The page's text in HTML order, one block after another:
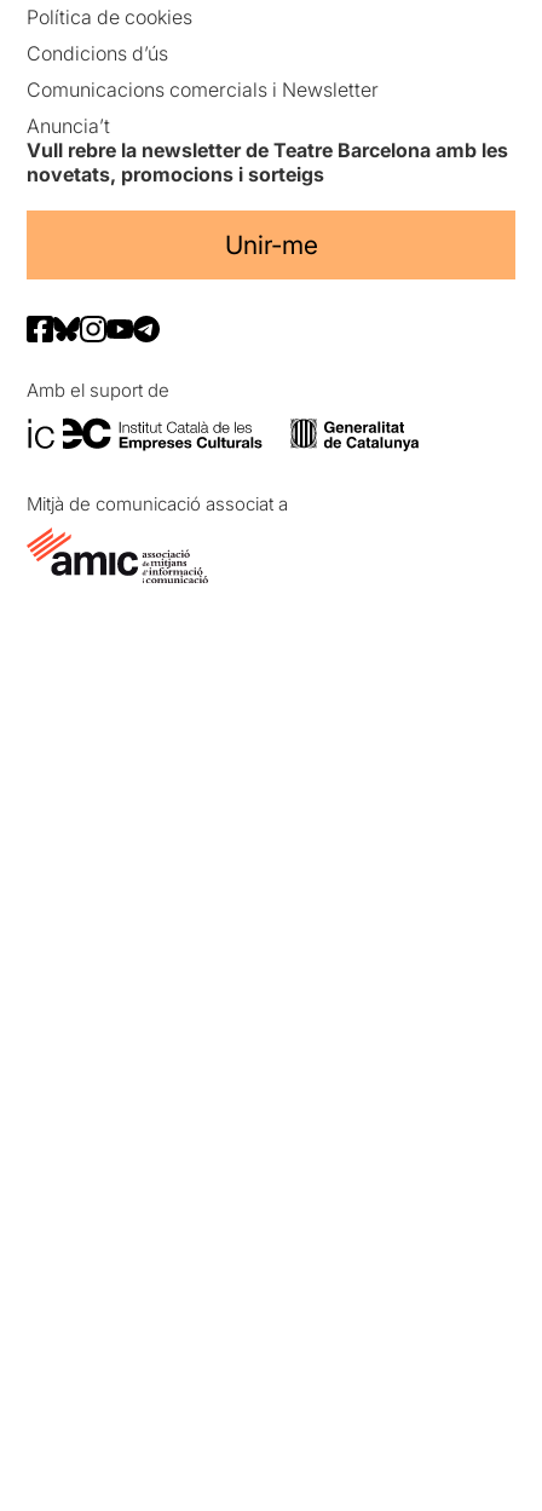
Política de cookies
Condicions d’ús
Comunicacions comercials i Newsletter
Anuncia’t
Vull rebre la newsletter de Teatre Barcelona amb les
novetats, promocions i sorteigs
Unir-me
Amb el suport de
Mitjà de comunicació associat a